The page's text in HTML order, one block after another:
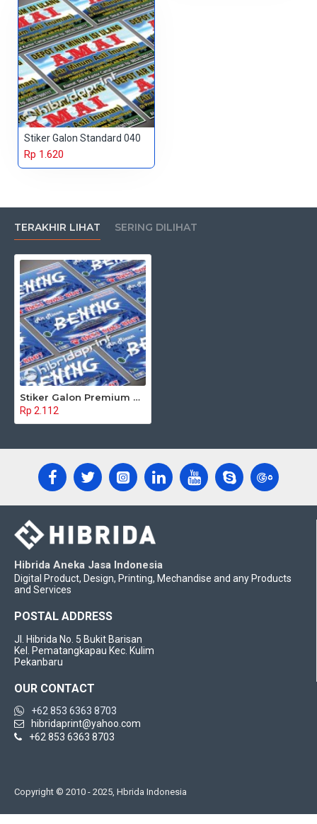
Stiker Galon Standard 040
Rp 1.620
TERAKHIR LIHAT SERING DILIHAT
Stiker Galon Premium 049
Rp 2.112
Hibrida Aneka Jasa Indonesia
Digital Product, Design, Printing, Mechandise and any Products
and Services
POSTAL ADDRESS
Jl. Hibrida No. 5 Bukit Barisan
Kel. Pematangkapau Kec. Kulim
Pekanbaru
OUR CONTACT
+62 853 6363 8703
hibridaprint@yahoo.com
+62 853 6363 8703
Copyright © 2010 - 2025, Hbrida Indonesia